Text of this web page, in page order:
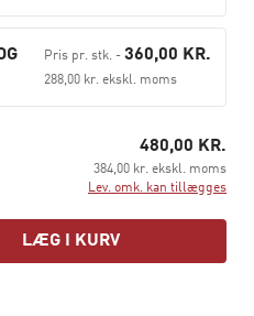
Pris pr. stk. -360,00 KR.
288,00 kr. ekskl. moms
480,00 KR.
384,00 kr. ekskl. moms
Lev. omk. kan tillægges
LÆG I KURV